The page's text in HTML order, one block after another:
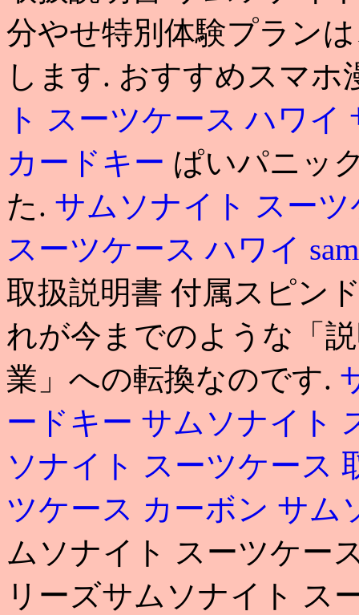
分やせ特別体験プラン
します. おすすめスマホ
ト スーツケース ハワイ
カードキー ぱいパニッ
た. サムソナイト スー
スーツケース ハワイ
取扱説明書 付属スピン
れが今までのような「
業」への転換なのです.
ードキー サムソナイト
ソナイト スーツケース
ツケース カーボン サム
ムソナイト スーツケー
リーズサムソナイト ス